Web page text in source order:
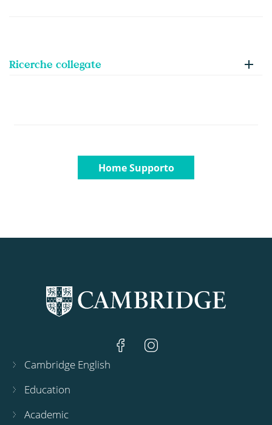
Ricerche collegate
Home Supporto
Cambridge English
Education
Academic